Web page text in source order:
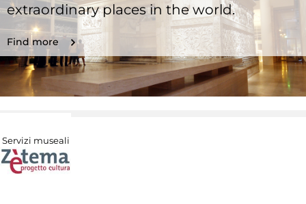
extraordinary places in the world.
Find more
Servizi museali